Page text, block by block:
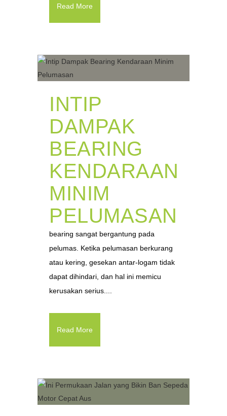
Read More
INTIP
DAMPAK
BEARING
KENDARAAN
MINIM
PELUMASAN
bearing sangat bergantung pada
pelumas. Ketika pelumasan berkurang
atau kering, gesekan antar-logam tidak
dapat dihindari, dan hal ini memicu
kerusakan serius....
Read More